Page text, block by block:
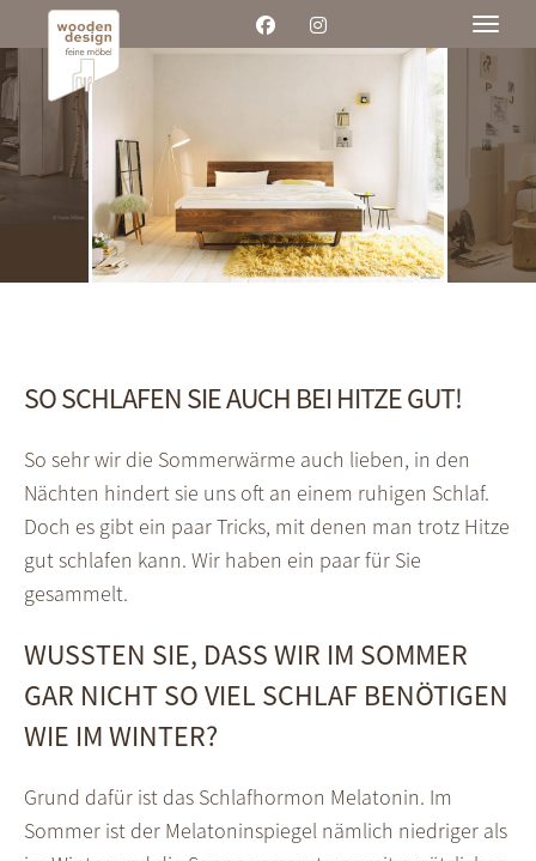
SO SCHLAFEN SIE AUCH BEI HITZE GUT!
So sehr wir die Sommerwärme auch lieben, in den
Nächten hindert sie uns oft an einem ruhigen Schlaf.
Doch es gibt ein paar Tricks, mit denen man trotz Hitze
gut schlafen kann. Wir haben ein paar für Sie
gesammelt.
WUSSTEN SIE, DASS WIR IM SOMMER
GAR NICHT SO VIEL SCHLAF BENÖTIGEN
WIE IM WINTER?
Grund dafür ist das Schlafhormon Melatonin. Im
Sommer ist der Melatoninspiegel nämlich niedriger als